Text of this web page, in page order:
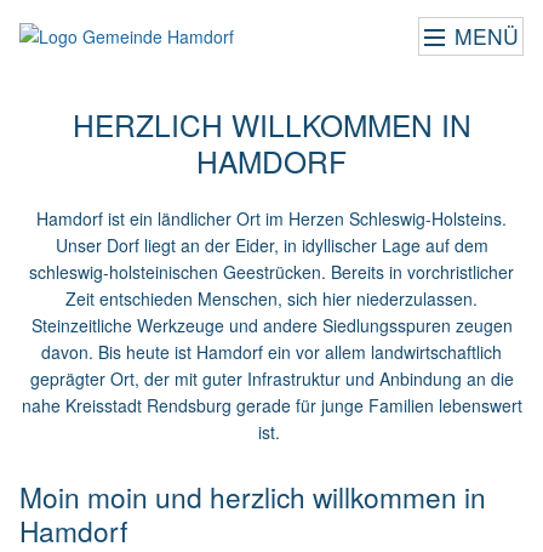
MENÜ
HERZLICH WILLKOMMEN IN
HAMDORF
Hamdorf ist ein ländlicher Ort im Herzen Schleswig-Holsteins.
Unser Dorf liegt an der Eider, in idyllischer Lage auf dem
schleswig-holsteinischen Geestrücken. Bereits in vorchristlicher
Zeit entschieden Menschen, sich hier niederzulassen.
Steinzeitliche Werkzeuge und andere Siedlungsspuren zeugen
davon. Bis heute ist Hamdorf ein vor allem landwirtschaftlich
geprägter Ort, der mit guter Infrastruktur und Anbindung an die
nahe Kreisstadt Rendsburg gerade für junge Familien lebenswert
ist.
Moin moin und herzlich willkommen in
Hamdorf